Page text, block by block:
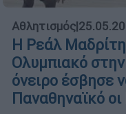
Αθλητισμός|
Η Ρεάλ
Ολυμπιακό
όνειρο έσβησε
Παναθηναϊκό